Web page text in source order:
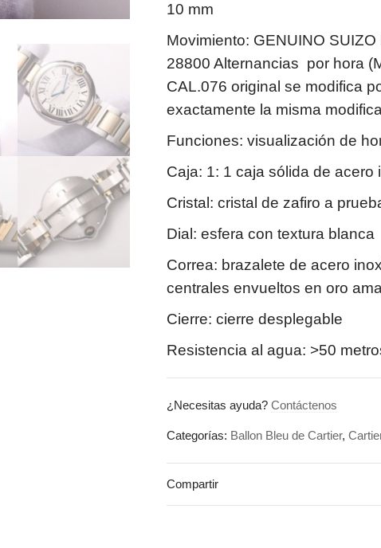
10 mm
Movimiento: GENUINO
28800 Alternancias por hora
CAL.076 original se modifica
exactamente la misma
Funciones: visualización de
Caja: 1: 1 caja sólida de acero
Cristal: cristal de zafiro a
Dial: esfera con textura blanca
Correa: brazalete de acero
centrales envueltos en oro
Cierre: cierre desplegable
Resistencia al agua: >50
¿Necesitas ayuda?Contáctenos
Categorías: Ballon Bleu de Cartier,
Compartir